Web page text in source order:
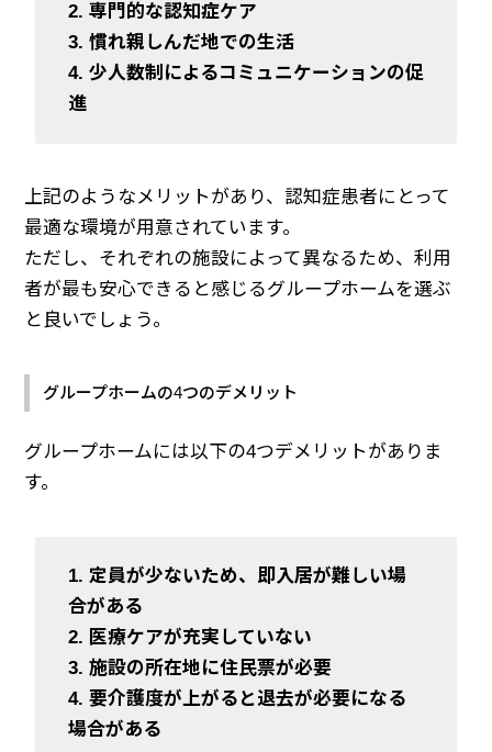
2. 専門的な認知症ケア
3. 慣れ親しんだ地での生活
4. 少人数制によるコミュニケーションの促
進
上記のようなメリットがあり、認知症患者にとって
最適な環境が用意されています。
ただし、それぞれの施設によって異なるため、利用
者が最も安心できると感じるグループホームを選ぶ
と良いでしょう。
グループホームの4つのデメリット
グループホームには以下の4つデメリットがありま
す。
1. 定員が少ないため、即入居が難しい場
合がある
2. 医療ケアが充実していない
3. 施設の所在地に住民票が必要
4. 要介護度が上がると退去が必要になる
場合がある